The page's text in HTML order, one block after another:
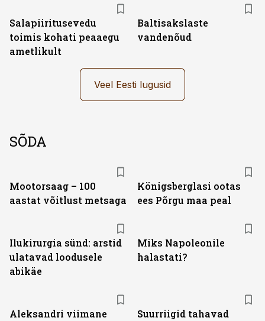
Salapiiritusevedu
toimis kohati peaaegu
ametlikult
Baltisakslaste
vandenõud
Veel Eesti lugusid
SÕDA
Mootorsaag – 100
aastat võitlust metsaga
Königsberglasi ootas
ees Põrgu maa peal
Ilukirurgia sünd: arstid
ulatavad loodusele
abikäe
Miks Napoleonile
halastati?
Aleksandri viimane
Suurriigid tahavad